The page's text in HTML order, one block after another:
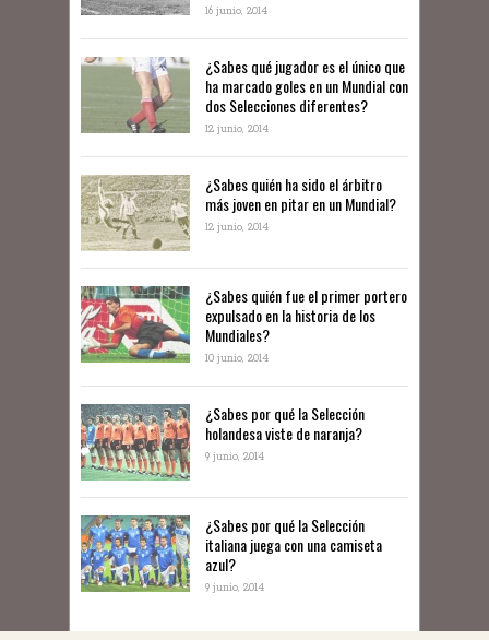
16 junio, 2014
¿Sabes qué jugador es el único que
ha marcado goles en un Mundial con
dos Selecciones diferentes?
12 junio, 2014
¿Sabes quién ha sido el árbitro
más joven en pitar en un Mundial?
12 junio, 2014
¿Sabes quién fue el primer portero
expulsado en la historia de los
Mundiales?
10 junio, 2014
​¿Sabes por qué la Selección
holandesa viste de naranja?
9 junio, 2014
¿Sabes por qué la Selección
italiana juega con una camiseta
azul?
9 junio, 2014